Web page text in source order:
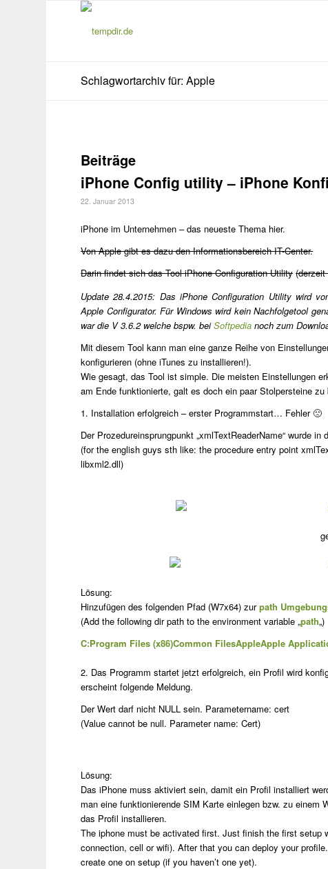
Schlagwortarchiv für: Apple
Beiträge
iPhone Config utility – iPhone
22. Januar 2013
iPhone im Unternehmen – das neueste Thema hier.
Von Apple gibt es dazu den Informationsbereich IT-Center.
Darin findet sich das Tool iPhone Configuration Utility
Update 28.4.2015: Das iPhone Configuration Utility wird
Apple Configurator. Für Windows wird kein Nachfolgetool
war die V 3.6.2 welche bspw. beiSoftpedia noch zum
Mit diesem Tool kann man eine ganze Reihe von
konfigurieren (ohne iTunes zu installieren!).
Wie gesagt, das Tool ist simple. Die meisten Einstellungen
am Ende funktionierte, galt es doch ein paar Stolpersteine zu
1. Installation erfolgreich – erster Programmstart… Fehler 🙁
Der Prozedureinsprungpunkt „xmlTextReaderName“ wurde in
(for the english guys sth like: the procedure entry point
libxml2.dll)
Lösung:
Hinzufügen des folgenden Pfad (W7x64) zurpath
(Add the following dir path to the environment variable „path„)
C:Program Files (x86)Common FilesAppleApple
2. Das Programm startet jetzt erfolgreich, ein Profil wird
erscheint folgende Meldung.
Der Wert darf nicht NULL sein. Parametername: cert
(Value cannot be null. Parameter name: Cert)
Lösung:
Das iPhone muss aktiviert sein, damit ein Profil installiert
man eine funktionierende SIM Karte einlegen bzw. zu
das Profil installieren.
The iphone must be activated first. Just finish the first setup
connection, cell or wifi). After that you can deploy your
create one on setup (if you haven’t one yet).